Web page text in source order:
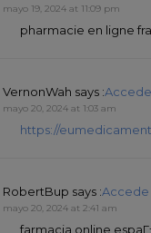
mayo 19, 2024 at 11:09 pm
pharmacie en ligne
VernonWah says :
mayo 20, 2024 at 1:03 am
https://
RobertBup says :
mayo 20, 2024 at 2:41 am
farmacia online